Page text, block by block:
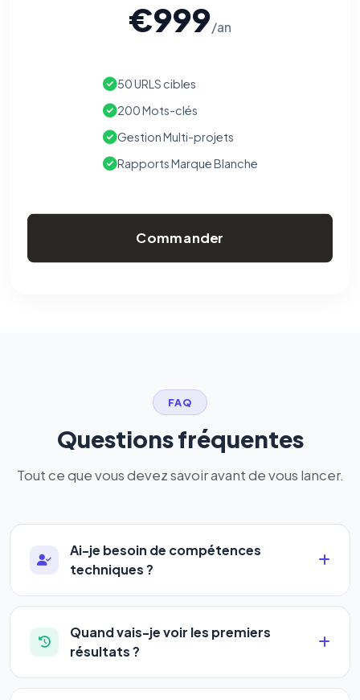
€999/an
50 URLS cibles
200 Mots-clés
Gestion Multi-projets
Rapports Marque Blanche
Commander
FAQ
Questions fréquentes
Tout ce que vous devez savoir avant de vous lancer.
Ai-je besoin de compétences
techniques ?
Absolument pas. Notre logiciel a été conçu pour
être accessible àtous les profils: artisans,
commerçants, auto-entrepreneurs, PME ou
complexe — vous renseignez l'adresse de votre
Quand vais-je voir les premiers
résultats ?
La plupart de nos utilisateurs observent une